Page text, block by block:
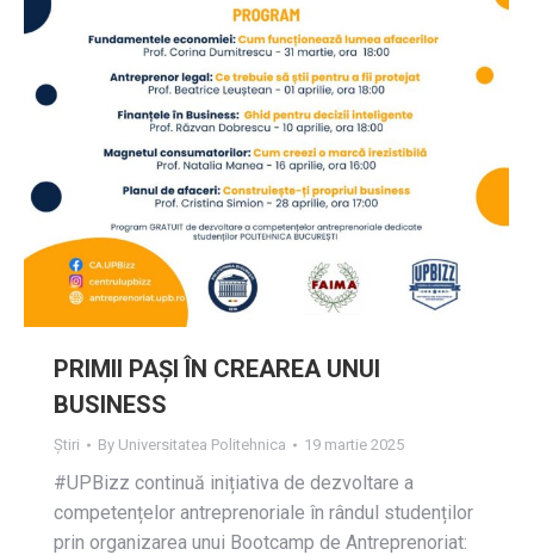
PRIMII PAȘI ÎN CREAREA UNUI
BUSINESS
Știri By Universitatea Politehnica 19 martie 2025
#UPBizz continuă inițiativa de dezvoltare a
competențelor antreprenoriale în rândul studenților
prin organizarea unui Bootcamp de Antreprenoriat: